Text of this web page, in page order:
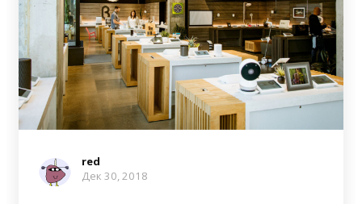
red
Дек 30, 2018